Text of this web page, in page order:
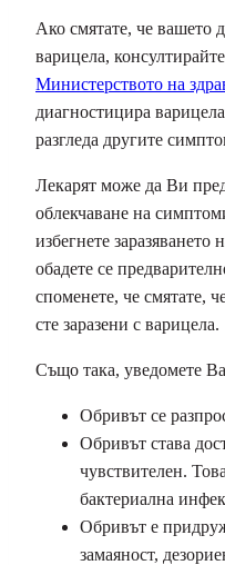
Ако смятате, че вашето
варицела,
Министерството на
диагностицира
разгледа другите
Лекарят може да Ви
облекчаване на
избегнете заразяването
обадете се
споменете, че смятате,
сте заразени с варицела.
Също така, уведомете
Обривът се
Обривът става
чувствителен.
бактериална
Обривът е
замаяност,